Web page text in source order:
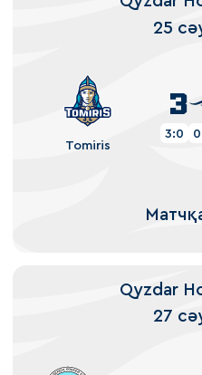
25
Tomiris
3
3:0
Qyzdar
27